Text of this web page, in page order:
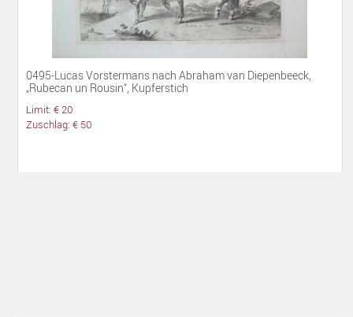
0495-Lucas Vorstermans nach Abraham van Diepenbeeck,
„Rubecan un Rousin“, Kupferstich
Limit: € 20
Zuschlag: € 50